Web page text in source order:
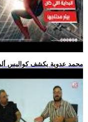
.. محمد عدوية يكشف كواليس